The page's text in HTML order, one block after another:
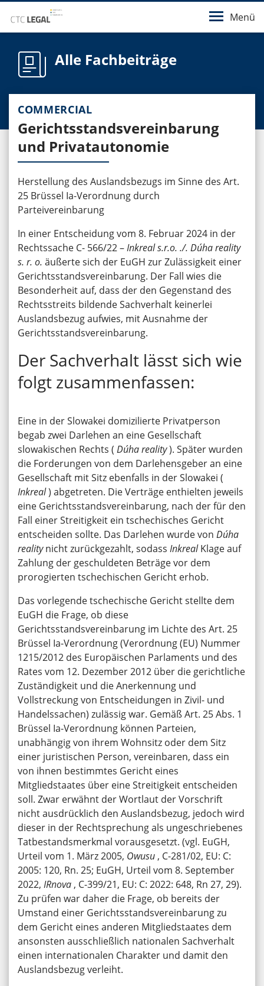
Menü
Alle Fachbeiträge
COMMERCIAL
Gerichtsstandsvereinbarung
und Privatautonomie
Herstellung des Auslandsbezugs im Sinne des Art.
25 Brüssel Ia-Verordnung durch
Parteivereinbarung
In einer Entscheidung vom 8. Februar 2024 in der
Rechtssache C- 566/22 –Inkreal s.r.o. ./. Dúha reality
s. r. o. äußerte sich der EuGH zur Zulässigkeit einer
Gerichtsstandsvereinbarung. Der Fall wies die
Besonderheit auf, dass der den Gegenstand des
Rechtsstreits bildende Sachverhalt keinerlei
Auslandsbezug aufwies, mit Ausnahme der
Gerichtsstandsvereinbarung.
Der Sachverhalt lässt sich wie
folgt zusammenfassen:
Eine in der Slowakei domizilierte Privatperson
begab zwei Darlehen an eine Gesellschaft
slowakischen Rechts ( Dúha reality). Später wurden
die Forderungen von dem Darlehensgeber an eine
Gesellschaft mit Sitz ebenfalls in der Slowakei (
Inkreal) abgetreten. Die Verträge enthielten jeweils
eine Gerichtsstandsvereinbarung, nach der für den
Fall einer Streitigkeit ein tschechisches Gericht
entscheiden sollte. Das Darlehen wurde von Dúha
realitynicht zurückgezahlt, sodass InkrealKlage auf
Zahlung der geschuldeten Beträge vor dem
prorogierten tschechischen Gericht erhob.
Das vorlegende tschechische Gericht stellte dem
EuGH die Frage, ob diese
Gerichtsstandsvereinbarung im Lichte des Art. 25
Brüssel Ia-Verordnung (Verordnung (EU) Nummer
1215/2012 des Europäischen Parlaments und des
Rates vom 12. Dezember 2012 über die gerichtliche
Zuständigkeit und die Anerkennung und
Vollstreckung von Entscheidungen in Zivil- und
Handelssachen) zulässig war. Gemäß Art. 25 Abs. 1
Brüssel Ia-Verordnung können Parteien,
unabhängig von ihrem Wohnsitz oder dem Sitz
einer juristischen Person, vereinbaren, dass ein
von ihnen bestimmtes Gericht eines
Mitgliedstaates über eine Streitigkeit entscheiden
soll. Zwar erwähnt der Wortlaut der Vorschrift
nicht ausdrücklich den Auslandsbezug, jedoch wird
dieser in der Rechtsprechung als ungeschriebenes
Tatbestandsmerkmal vorausgesetzt. (vgl. EuGH,
Urteil vom 1. März 2005, Owusu , C-281/02, EU: C:
2005: 120, Rn. 25; EuGH, Urteil vom 8. September
2022, IRnova , C-399/21, EU: C: 2022: 648, Rn 27, 29).
Zu prüfen war daher die Frage, ob bereits der
Umstand einer Gerichtsstandsvereinbarung zu
dem Gericht eines anderen Mitgliedstaates dem
ansonsten ausschließlich nationalen Sachverhalt
einen internationalen Charakter und damit den
Auslandsbezug verleiht.